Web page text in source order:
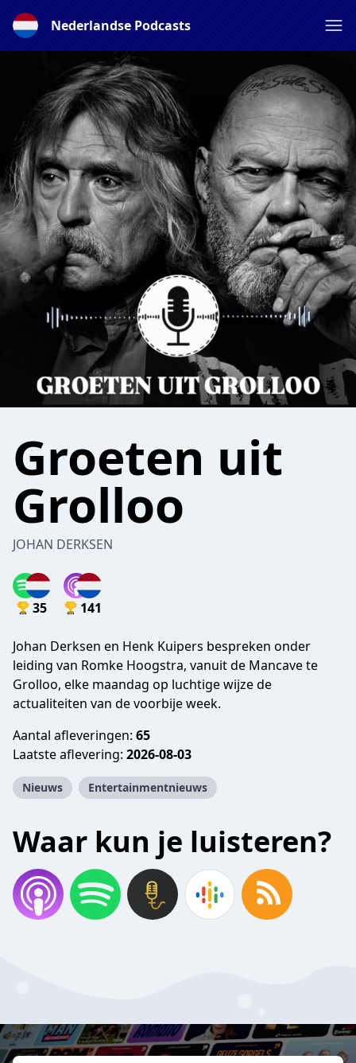
Nederlandse Podcasts
Groeten uit
Grolloo
JOHAN DERKSEN
35 141
Johan Derksen en Henk Kuipers bespreken onder
leiding van Romke Hoogstra, vanuit de Mancave te
Grolloo, elke maandag op luchtige wijze de
actualiteiten van de voorbije week.
Aantal afleveringen: 65
Laatste aflevering: 2026-08-03
Nieuws Entertainmentnieuws
Waar kun je luisteren?